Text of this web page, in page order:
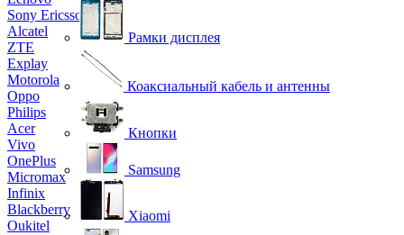
Sony Ericsson
Alcatel
ZTE
Explay
Motorola
Oppo
Philips
Acer
Vivo
OnePlus
Micromax
Infinix
Blackberry
Oukitel
Рамки дисплея
Коаксиальный кабель и антенны
Кнопки
Samsung
Xiaomi